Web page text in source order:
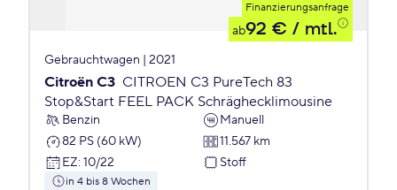
Finanzierungsanfrage
ab92 € / mtl.
Gebrauchtwagen | 2021
Citroën C3 CITROEN C3 PureTech 83
Stop&Start FEEL PACK Schräghecklimousine
Benzin
Manuell
82 PS (60 kW)
11.567 km
EZ: 10/22 Stoff
in 4 bis 8 Wochen